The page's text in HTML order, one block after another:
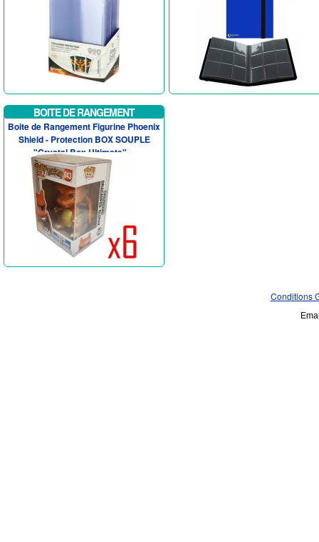
BOITE DE RANGEMENT
Boite de Rangement Figurine Phoenix
Shield - Protection BOX SOUPLE
"Crystal Box Ultimate" ...
Conditions